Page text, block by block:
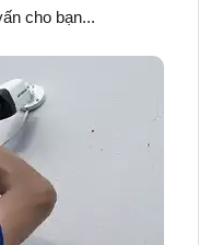
cho bạn...